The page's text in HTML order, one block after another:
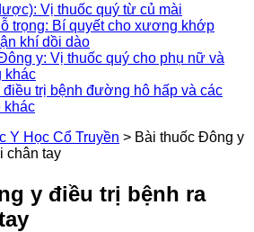
Vị thuốc quý từ củ mài
trọng: Bí quyết cho xương khớp
khí dồi dào
y: Vị thuốc quý cho phụ nữ và
khác
trị bệnh đường hô hấp và các
khác
Y Học Cổ Truyền > Bài thuốc Đông y
chân tay
y điều trị bệnh ra